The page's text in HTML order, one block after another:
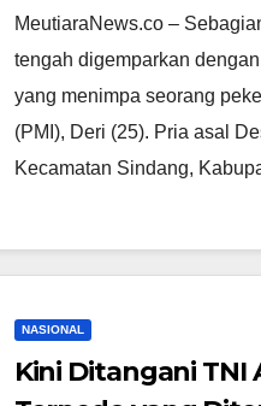
Korban saat
Diri
MeutiaraNews.co –
tengah digemparkan
yang menimpa seorang
(PMI), Deri (25). ‎‎Pria asal
Kecamatan Sindang,
NASIONAL
Kini Ditangani TNI